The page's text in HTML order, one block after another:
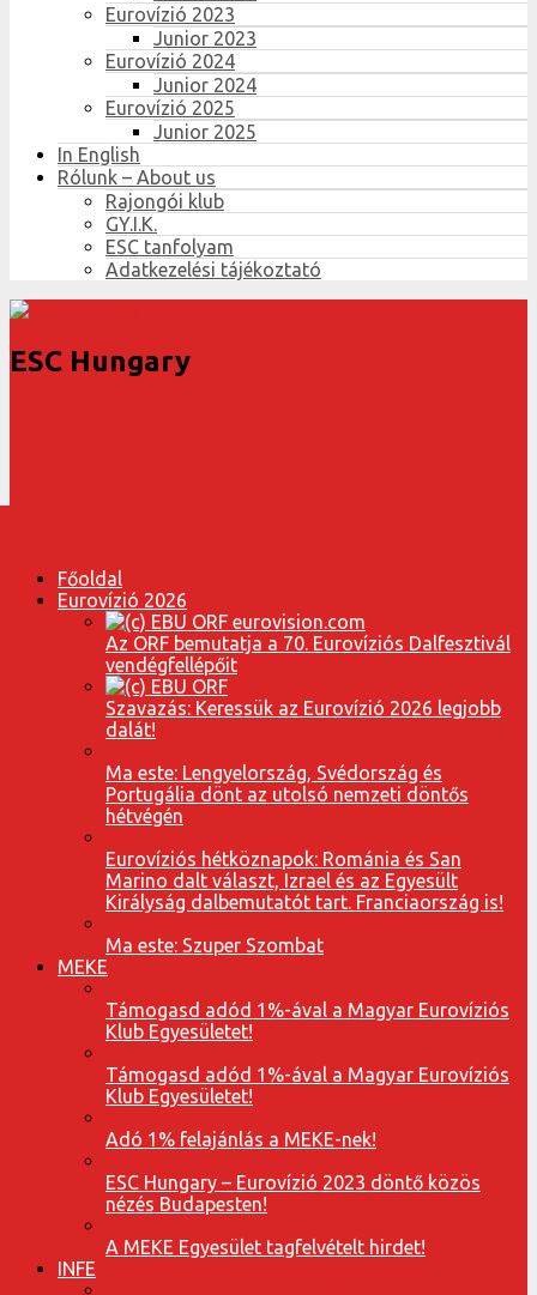
Eurovízió 2023
Junior 2023
Eurovízió 2024
Junior 2024
Eurovízió 2025
Junior 2025
In English
Rólunk – About us
Rajongói klub
GY.I.K.
ESC tanfolyam
Adatkezelési tájékoztató
ESC Hungary
Főoldal
Eurovízió 2026
Az ORF bemutatja a 70. Eurovíziós Dalfesztivál
vendégfellépőit
Szavazás: Keressük az Eurovízió 2026 legjobb
dalát!
Ma este: Lengyelország, Svédország és
Portugália dönt az utolsó nemzeti döntős
hétvégén
Eurovíziós hétköznapok: Románia és San
Marino dalt választ, Izrael és az Egyesült
Királyság dalbemutatót tart. Franciaország is!
Ma este: Szuper Szombat
MEKE
Támogasd adód 1%-ával a Magyar Eurovíziós
Klub Egyesületet!
Támogasd adód 1%-ával a Magyar Eurovíziós
Klub Egyesületet!
Adó 1% felajánlás a MEKE-nek!
ESC Hungary – Eurovízió 2023 döntő közös
nézés Budapesten!
A MEKE Egyesület tagfelvételt hirdet!
INFE